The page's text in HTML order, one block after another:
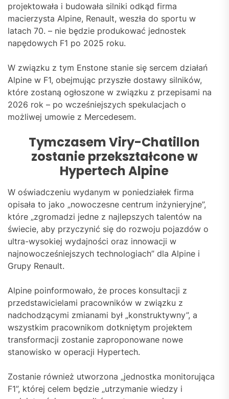
projektowała i budowała silniki odkąd firma
macierzysta Alpine, Renault, weszła do sportu w
latach 70. – nie będzie produkować jednostek
napędowych F1 po 2025 roku.
W związku z tym Enstone stanie się sercem działań
Alpine w F1, obejmując przyszłe dostawy silników,
które zostaną ogłoszone w związku z przepisami na
2026 rok – po wcześniejszych spekulacjach o
możliwej umowie z Mercedesem.
Tymczasem Viry-Chatillon
zostanie przekształcone w
Hypertech Alpine
W oświadczeniu wydanym w poniedziałek firma
opisała to jako „nowoczesne centrum inżynieryjne”,
które „zgromadzi jedne z najlepszych talentów na
świecie, aby przyczynić się do rozwoju pojazdów o
ultra-wysokiej wydajności oraz innowacji w
najnowocześniejszych technologiach” dla Alpine i
Grupy Renault.
Alpine poinformowało, że proces konsultacji z
przedstawicielami pracowników w związku z
nadchodzącymi zmianami był „konstruktywny”, a
wszystkim pracownikom dotkniętym projektem
transformacji zostanie zaproponowane nowe
stanowisko w operacji Hypertech.
Zostanie również utworzona „jednostka monitorująca
F1”, której celem będzie „utrzymanie wiedzy i